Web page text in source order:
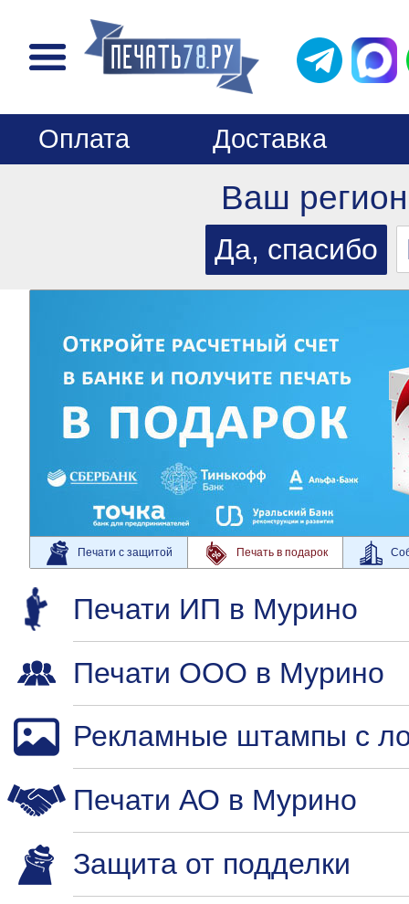
Оплата Доставка
Ваш
Печати с защитой Печать в подарок
Печати ИП в Мурино
Печати ООО в Мурино
Рекламные штампы с
Печати АО в Мурино
Защита от подделки